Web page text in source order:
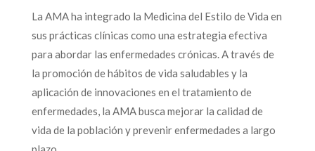
La AMA ha integrado la Medicina del Estilo de Vida en
sus prácticas clínicas como una estrategia efectiva
para abordar las enfermedades crónicas. A través de
la promoción de hábitos de vida saludables y la
aplicación de innovaciones en el tratamiento de
enfermedades, la AMA busca mejorar la calidad de
vida de la población y prevenir enfermedades a largo